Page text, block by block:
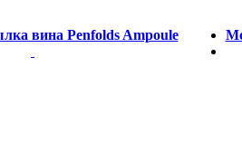
вина Penfolds Ampoule